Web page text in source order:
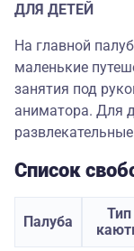
ДЛЯ ДЕТЕЙ
На главной
маленькие
занятия под
аниматора. Для
Список
Палуба
Тип